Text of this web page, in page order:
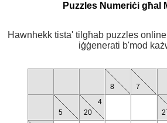
Puzzles Numeriċi għal
Hawnhekk tista' tilgħab puzzles
iġġenerati b'mod
8 7
5
4
20